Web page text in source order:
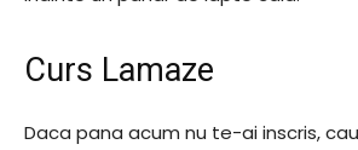
Curs Lamaze
Daca pana acum nu te-ai inscris,